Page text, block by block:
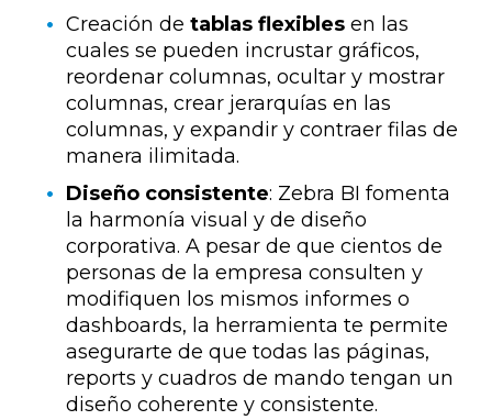
Creación de tablas flexibles en las
cuales se pueden incrustar gráficos,
reordenar columnas, ocultar y mostrar
columnas, crear jerarquías en las
columnas, y expandir y contraer filas de
manera ilimitada.
Diseño consistente: Zebra BI fomenta
la harmonía visual y de diseño
corporativa. A pesar de que cientos de
personas de la empresa consulten y
modifiquen los mismos informes o
dashboards, la herramienta te permite
asegurarte de que todas las páginas,
reports y cuadros de mando tengan un
diseño coherente y consistente.